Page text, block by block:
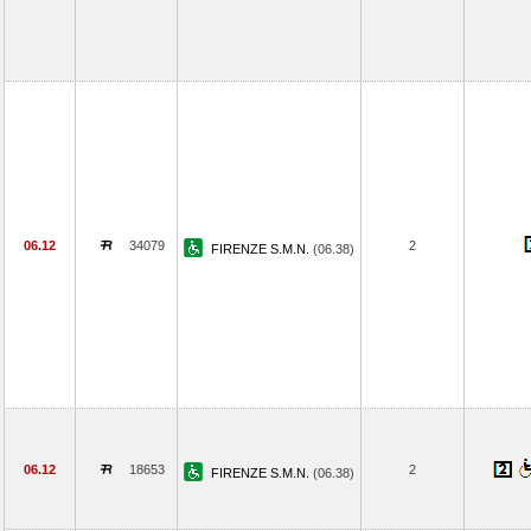
06.12 34079 FIRENZE S.M.N. (06.38) 2
06.12 18653 FIRENZE S.M.N. (06.38) 2